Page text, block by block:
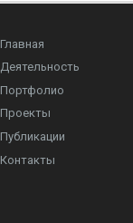
Главная
Деятельность
Портфолио
Проекты
Публикации
Контакты